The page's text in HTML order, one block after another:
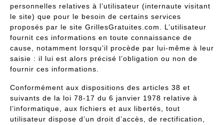
personnelles relatives à l’utilisateur (internaute visitant
le site) que pour le besoin de certains services
proposés par le site GrillesGratuites.com. L’utilisateur
fournit ces informations en toute connaissance de
cause, notamment lorsqu’il procède par lui-même à leur
saisie : il lui est alors précisé l’obligation ou non de
fournir ces informations.
Conformément aux dispositions des articles 38 et
suivants de la loi 78-17 du 6 janvier 1978 relative à
l’informatique, aux fichiers et aux libertés, tout
utilisateur dispose d’un droit d’accès, de rectification,